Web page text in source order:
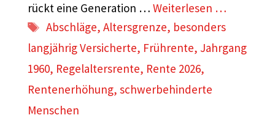
rückt eine Generation … Weiterlesen …
Schlagwörter
Abschläge,Altersgrenze, besonders
langjährig Versicherte, Frührente, Jahrgang
1960, Regelaltersrente, Rente 2026,
Rentenerhöhung, schwerbehinderte
Menschen